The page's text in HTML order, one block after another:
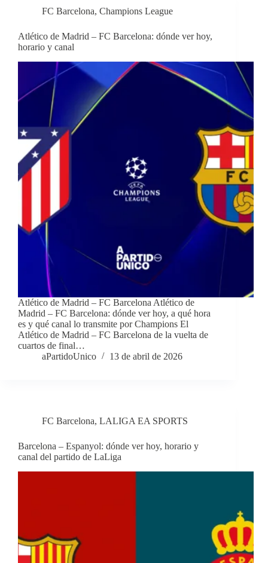
FC Barcelona, Champions League
Atlético de Madrid – FC Barcelona: dónde ver hoy,
horario y canal
Atlético de Madrid – FC Barcelona Atlético de
Madrid – FC Barcelona: dónde ver hoy, a qué hora
es y qué canal lo transmite por Champions El
Atlético de Madrid – FC Barcelona de la vuelta de
cuartos de final…
aPartidoUnico
13 de abril de 2026
FC Barcelona, LALIGA EA SPORTS
Barcelona – Espanyol: dónde ver hoy, horario y
canal del partido de LaLiga